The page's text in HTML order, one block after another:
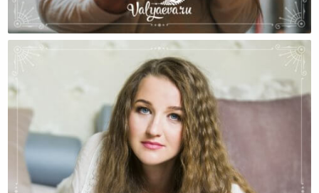
Женские Сценарии. Я Не Умею Любить.